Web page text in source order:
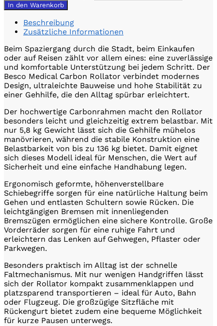
In den Warenkorb
Beschreibung
Zusätzliche Informationen
Beim Spaziergang durch die Stadt, beim Einkaufen
oder auf Reisen zählt vor allem eines: eine zuverlässige
und komfortable Unterstützung bei jedem Schritt. Der
Besco Medical Carbon Rollator verbindet modernes
Design, ultraleichte Bauweise und hohe Stabilität zu
einer Gehhilfe, die den Alltag spürbar erleichtert.
Der hochwertige Carbonrahmen macht den Rollator
besonders leicht und gleichzeitig extrem belastbar. Mit
nur 5,8 kg Gewicht lässt sich die Gehhilfe mühelos
manövrieren, während die stabile Konstruktion eine
Belastbarkeit von bis zu 136 kg bietet. Damit eignet
sich dieses Modell ideal für Menschen, die Wert auf
Sicherheit und eine einfache Handhabung legen.
Ergonomisch geformte, höhenverstellbare
Schiebegriffe sorgen für eine natürliche Haltung beim
Gehen und entlasten Schultern sowie Rücken. Die
leichtgängigen Bremsen mit innenliegenden
Bremszügen ermöglichen eine sichere Kontrolle. Große
Vorderräder sorgen für eine ruhige Fahrt und
erleichtern das Lenken auf Gehwegen, Pflaster oder
Parkwegen.
Besonders praktisch im Alltag ist der schnelle
Faltmechanismus. Mit nur wenigen Handgriffen lässt
sich der Rollator kompakt zusammenklappen und
platzsparend transportieren – ideal für Auto, Bahn
oder Flugzeug. Die großzügige Sitzfläche mit
Rückengurt bietet zudem eine bequeme Möglichkeit
für kurze Pausen unterwegs.